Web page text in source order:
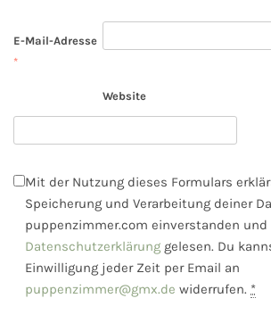
E-Mail-Adresse
*
Website
Mit der Nutzung dieses Formulars
Speicherung und Verarbeitung deiner
puppenzimmer.com einverstanden
Datenschutzerklärung gelesen. Du
Einwilligung jeder Zeit per Email an
puppenzimmer@gmx.de widerrufen. *